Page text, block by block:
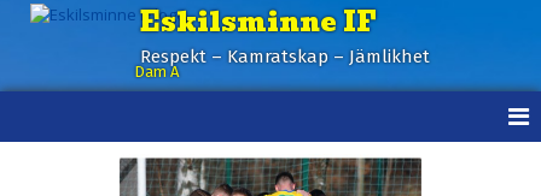
Eskilsminne IF
Respekt – Kamratskap – Jämlikhet
Dam A